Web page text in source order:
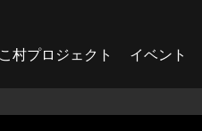
村プロジェクト イベント